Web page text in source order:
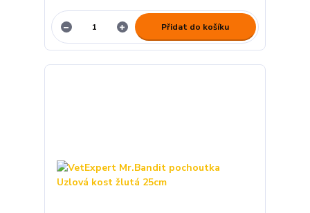
Přidat do košíku